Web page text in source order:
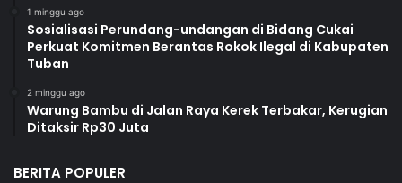
1 minggu ago
Sosialisasi Perundang-undangan di Bidang Cukai
Perkuat Komitmen Berantas Rokok Ilegal di Kabupaten
Tuban
2 minggu ago
Warung Bambu di Jalan Raya Kerek Terbakar, Kerugian
Ditaksir Rp30 Juta
BERITA POPULER